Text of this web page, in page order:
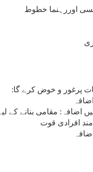
اوررہنما خطوط
پرغور و خوض کرے گا:
اضافہ: مقامی بنانے کے
افرادی قوت